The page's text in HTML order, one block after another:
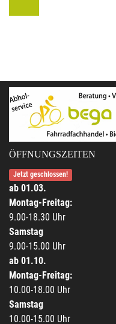
ÖFFNUNGSZEITEN
Jetzt geschlossen!
ab 01.03.
Montag-Freitag:
9.00-18.30 Uhr
Samstag
9.00-15.00 Uhr
ab 01.10.
Montag-Freitag:
10.00-18.00 Uhr
Samstag
10.00-15.00 Uhr